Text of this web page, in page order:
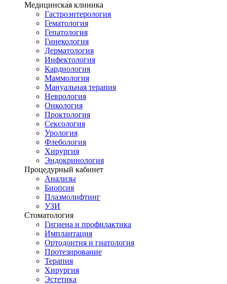
Медицинская клиника
Гастроэнтерология
Гематология
Гепатология
Гинекология
Дерматология
Инфектология
Кардиология
Маммология
Мануальная терапия
Неврология
Онкология
Проктология
Сексология
Урология
Флебология
Хирургия
Эндокринология
Процедурный кабинет
Анализы
Биопсия
Плазмолифтинг
УЗИ
Стоматология
Гигиена и профилактика
Имплантация
Ортодонтия и гнатология
Протезирование
Терапия
Хирургия
Эстетика